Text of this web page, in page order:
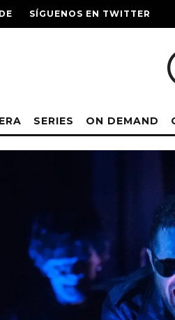
SÍGUENOS EN TWITTER
SERIES ON DEMAND